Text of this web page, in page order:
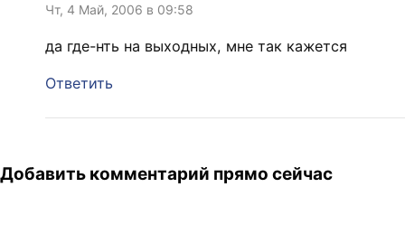
Чт, 4 Май, 2006 в 09:58
да где-нть на выходных, мне так кажется
Ответить
Добавить комментарий прямо сейчас